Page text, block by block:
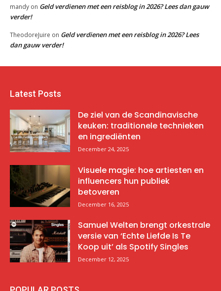
mandy on Geld verdienen met een reisblog in 2026? Lees dan gauw
verder!
TheodoreJuire on Geld verdienen met een reisblog in 2026? Lees
dan gauw verder!
Latest Posts
De ziel van de Scandinavische
keuken: traditionele technieken
en ingrediënten
December 24, 2025
Visuele magie: hoe artiesten en
influencers hun publiek
betoveren
December 16, 2025
Samuel Welten brengt orkestrale
versie van ‘Echte Liefde Is Te
Koop uit’ als Spotify Singles
December 12, 2025